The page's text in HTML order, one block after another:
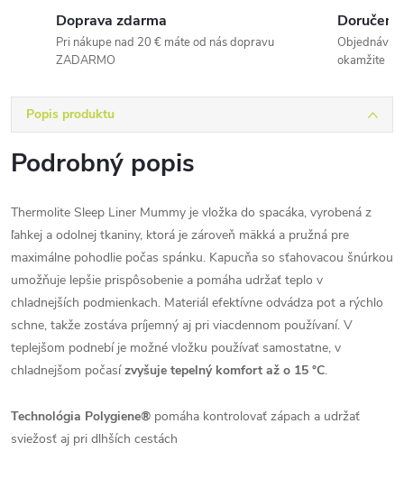
Doprava zdarma
Pri nákupe nad 20 € máte od nás dopravu
ZADARMO
okamžite
Popis produktu
Podrobný popis
Thermolite Sleep Liner Mummy je vložka do spacáka, vyrobená z
ľahkej a odolnej tkaniny, ktorá je zároveň mäkká a pružná pre
maximálne pohodlie počas spánku. Kapucňa so sťahovacou šnúrkou
umožňuje lepšie prispôsobenie a pomáha udržať teplo v
chladnejších podmienkach. Materiál efektívne odvádza pot a rýchlo
schne, takže zostáva príjemný aj pri viacdennom používaní. V
teplejšom podnebí je možné vložku používať samostatne, v
chladnejšom počasízvyšuje tepelný komfort až o 15 °C.
Technológia Polygiene® pomáha kontrolovať zápach a udržať
sviežosť aj pri dlhších cestách